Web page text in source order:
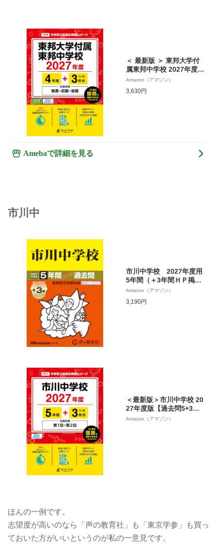
＜ 最新版 ＞ 東邦大学付
属東邦中学校 2027年度版
【 過去問 4+3年分 】 推
薦 前期 後期 試験収録 東
邦大東邦 東邦大東邦中学
Amazon（アマゾン）
3,630円
Amebaで詳細を見る
市川中
市川中学校 2027年度用
5年間（＋3年間ＨＰ掲
載）スーパー過去問（声
教の中学過去問シリーズ
352）【千葉県】
Amazon（アマゾン）
3,190円
＜最新版＞市川中学校 20
27年度版【過去問5+3
年】(中学別入試過去問シ
Amazon（アマゾン）
ほんの一例です。
志望度が高いのなら「声の教育社」も「東京学参」も買っ
ておいた方がいいというのが私の一意見です。